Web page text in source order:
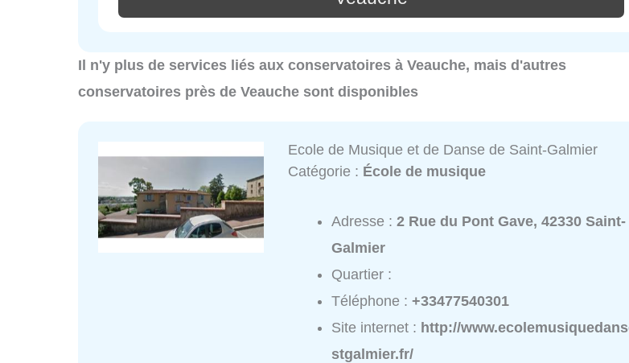
Il n'y plus de services liés aux conservatoires à Veauche, mais d'autres
conservatoires près de Veauche sont disponibles
Ecole de Musique et de Danse de Saint-Galmier
Catégorie : École de musique
Adresse :2 Rue du Pont Gave, 42330 Saint-
Galmier
Quartier :
Téléphone :+33477540301
Site internet : http://
stgalmier.fr/